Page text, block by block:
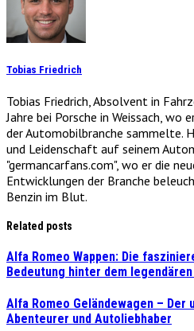
Tobias Friedrich
Tobias Friedrich, Absolvent in
Jahre bei Porsche in Weissach, wo
der Automobilbranche sammelte.
und Leidenschaft auf seinem
"germancarfans.com", wo er die
Entwicklungen der Branche
Benzin im Blut.
Related posts
Alfa Romeo Wappen: Die
Bedeutung hinter dem
Alfa Romeo Geländewagen – Der
Abenteurer und Autoliebhaber